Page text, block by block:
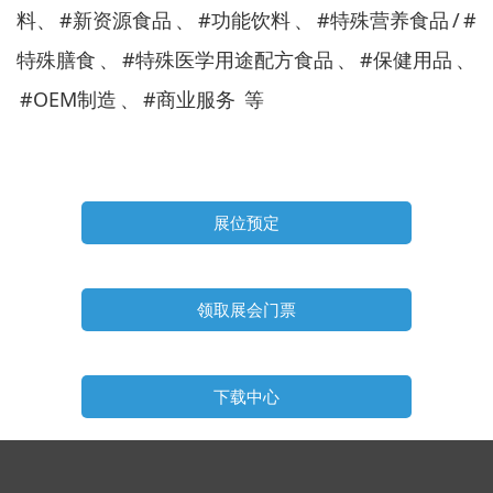
料、 #新资源食品 、 #功能饮料 、 #特殊营养食品/#
特殊膳食 、 #特殊医学用途配方食品 、 #保健用品 、
#OEM制造 、 #商业服务 等
展位预定
领取展会门票
下载中心